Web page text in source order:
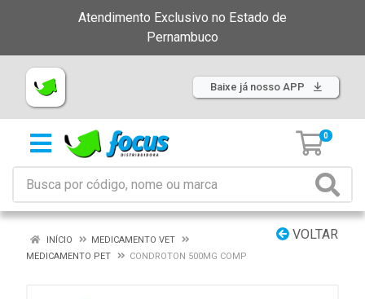
Atendimento Exclusivo no Estado de
Pernambuco
Baixe já nosso APP
0
VOLTAR
INÍCIO
MEDICAMENTO VET
MEDICAMENTO PET
CONDROTON 500MG COMP